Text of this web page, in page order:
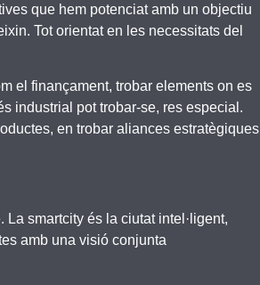
que hem potenciat amb un objectiu
Tot orientat en les necessitats del
el finançament, trobar elements on es
industrial pot trobar-se, res especial.
en trobar aliances estratègiques
smartcity és la ciutat intel·ligent,
amb una visió conjunta